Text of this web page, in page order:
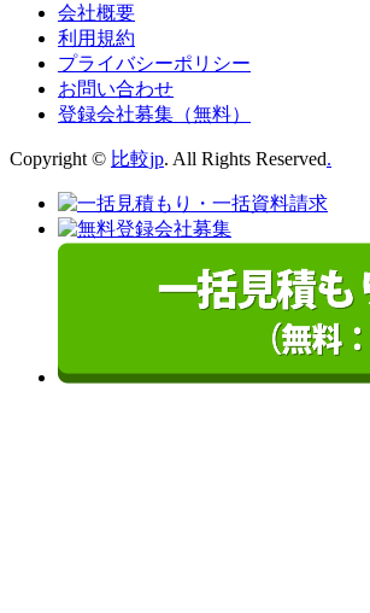
会社概要
利用規約
プライバシーポリシー
お問い合わせ
登録会社募集（無料）
Copyright © 比較jp. All Rights Reserved.